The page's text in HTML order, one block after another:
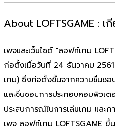
About LOFTSGAME : เ
เพจและเว็บไซต์ "ลอฟท์เกม
ก่อตั้งเมื่อวันที่ 24 ธันวาคม
เกม) ซึ่งก่อตั้งขึ้นจากความชื่นชอ
และชื่นชอบการประกอบคอมพิวเ
ประสบการณ์ในการเล่นเกม และ
เพจ ลอฟท์เกม LOFTSGAME ขึ้